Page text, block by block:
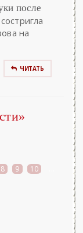
после
на
ЧИТАТЬ
8 9 10